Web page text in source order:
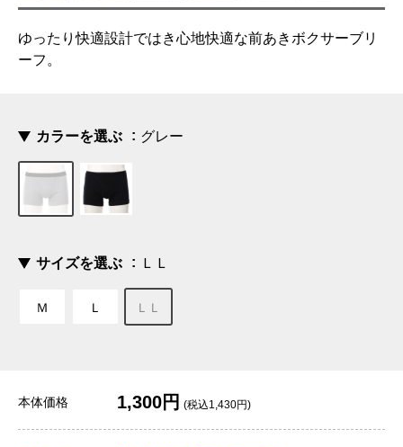
ゆったり快適設計ではき心地快適な前あきボクサーブリ
ーフ。
カラーを選ぶ グレー
サイズを選ぶ ＬＬ
Ｍ Ｌ ＬＬ
本体価格 1,300円 (税込1,430円)